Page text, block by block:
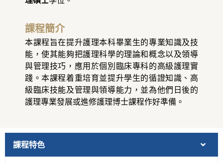
課程簡介
本課程旨在提升護理本科畢業生的專業知識及技
能，使其能夠把護理科學的理論和概念以及領導
與管理技巧，應用於個別臨床專科的高級護理實
踐。本課程着重培育並提升學生的循證知識、高
級臨床技能及管理與領導能力，並為他們日後的
護理專業發展或進修護理博士課程作好準備。
課程特色